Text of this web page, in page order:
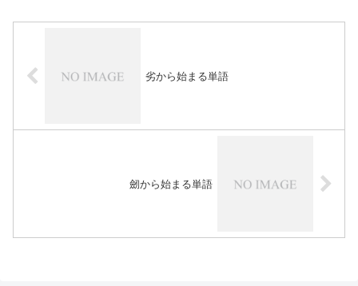
劣から始まる単語
劒から始まる単語